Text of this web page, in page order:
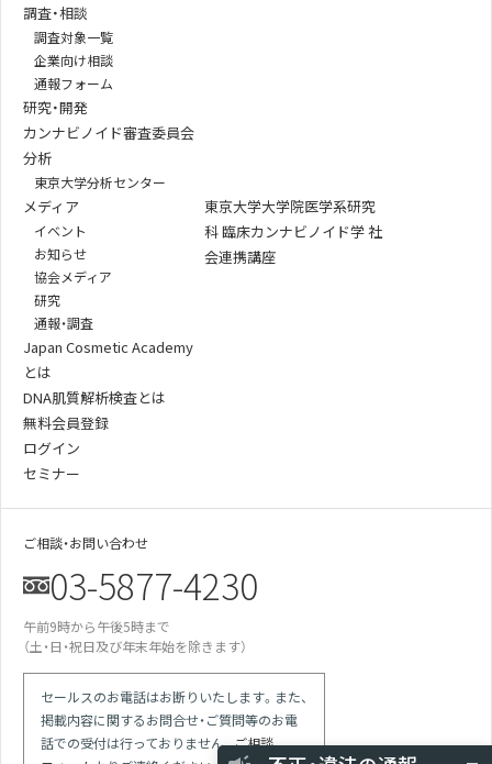
調査・相談
調査対象一覧
企業向け相談
通報フォーム
研究・開発
カンナビノイド審査委員会
分析
東京大学分析センター
メディア
イベント
お知らせ
協会メディア
研究
通報・調査
Japan Cosmetic Academy
とは
DNA肌質解析検査とは
無料会員登録
ログイン
セミナー
東京大学大学院医学系研究
科 臨床カンナビノイド学 社
会連携講座
ご相談・お問い合わせ
03-5877-4230
午前9時から午後5時まで
（土・日・祝日及び年末年始を除きます）
セールスのお電話はお断りいたします。また、
掲載内容に関するお問合せ・ご質問等のお電
話での受付は行っておりません。ご相談
による効果効能の保証と解され違反では
競合の会社が化粧品登録をしていない商品
で「スキンケア」等の表現を使っている
現場を目撃 使用期限切れの針ファンデに